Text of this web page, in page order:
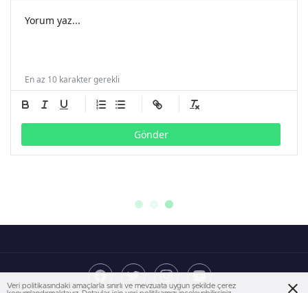
Gönder
En az 10 karakter gerekli
Veri politikasındaki amaçlarla sınırlı ve mevzuata uygun şekilde çerez